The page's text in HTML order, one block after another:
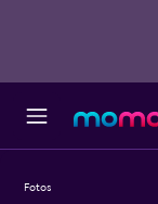
Fotos